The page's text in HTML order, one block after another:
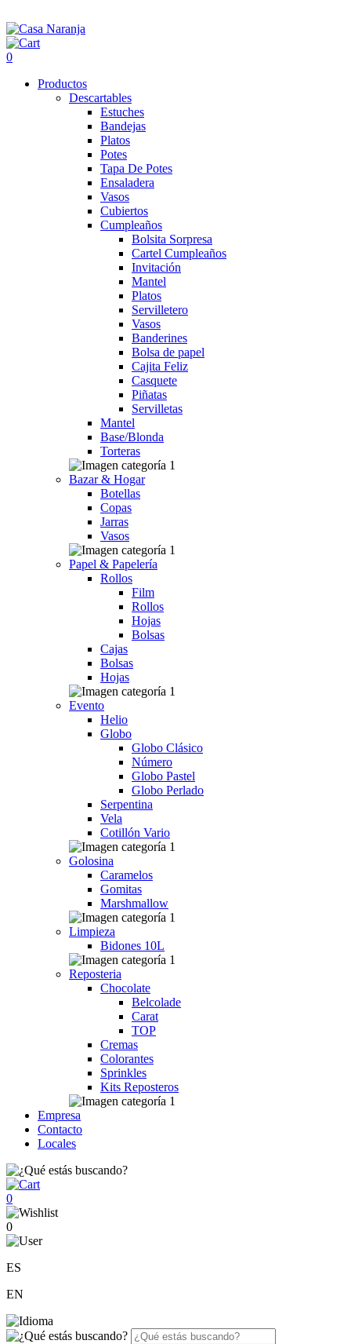
0
Productos
Descartables
Estuches
Bandejas
Platos
Potes
Tapa De Potes
Ensaladera
Vasos
Cubiertos
Cumpleaños
Bolsita Sorpresa
Cartel Cumpleaños
Invitación
Mantel
Platos
Servilletero
Vasos
Banderines
Bolsa de papel
Cajita Feliz
Casquete
Piñatas
Servilletas
Mantel
Base/Blonda
Torteras
Bazar & Hogar
Botellas
Copas
Jarras
Vasos
Papel & Papelería
Rollos
Film
Rollos
Hojas
Bolsas
Cajas
Bolsas
Hojas
Evento
Helio
Globo
Globo Clásico
Número
Globo Pastel
Globo Perlado
Serpentina
Vela
Cotillón Vario
Golosina
Caramelos
Gomitas
Marshmallow
Limpieza
Bidones 10L
Reposteria
Chocolate
Belcolade
Carat
TOP
Cremas
Colorantes
Sprinkles
Kits Reposteros
Empresa
Contacto
Locales
0
0
ES
EN